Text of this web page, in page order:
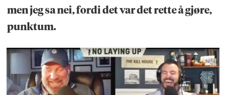
men jeg sa nei, fordi det var det rette å gjøre,
punktum.